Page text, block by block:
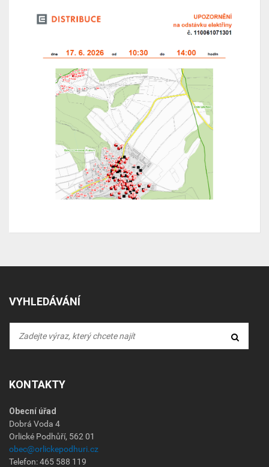
VYHLEDÁVÁNÍ
KONTAKTY
Obecní úřad
Dobrá Voda 4
Orlické Podhůří, 562 01
obec@orlickepodhuri.cz
Telefon: 465 588 119